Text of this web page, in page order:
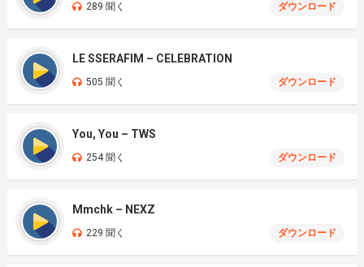
289 聞く ダウンロード
LE SSERAFIM – CELEBRATION
505 聞く ダウンロード
You, You – TWS
254 聞く ダウンロード
Mmchk – NEXZ
229 聞く ダウンロード